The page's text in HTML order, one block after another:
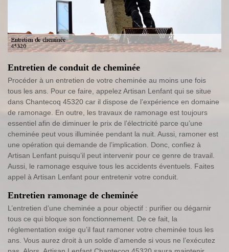
Entretien de conduit de cheminée
Procéder à un entretien de votre cheminée au moins une fois
tous les ans. Pour ce faire, appelez Artisan Lenfant qui se situe
dans Chantecoq 45320 car il dispose de l’expérience en domaine
de ramonage. En outre, les travaux de ramonage est toujours
essentiel afin de diminuer le prix de l’électricité parce qu’une
cheminée peut vous illuminée pendant la nuit. Aussi, ramoner est
une opération qui demande de l’implication. Donc, confiez à
Artisan Lenfant puisqu’il peut intervenir pour ce genre de travail.
Aussi, le ramonage esquive tous les accidents éventuels. Faites
appel à Artisan Lenfant pour entretenir votre conduit.
Entretien ramonage de cheminée
L’entretien d’une cheminée a pour objectif : purifier ou dégarnir
tous ce qui bloque son fonctionnement. De ce fait, la
réglementation exige qu’il faut ramoner votre cheminée tous les
ans. Vous aurez droit à un solde d’amende si vous ne l’exécutez